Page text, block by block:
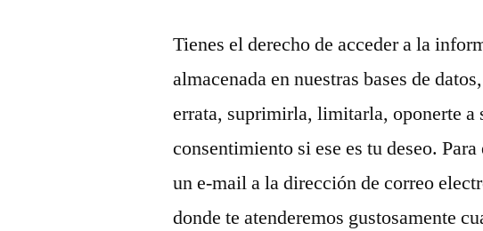
Tienes el derecho de acceder a la
almacenada en nuestras bases de
errata, suprimirla, limitarla, oponerte a
consentimiento si ese es tu deseo.
un e-mail a la dirección de correo
donde te atenderemos gustosamente